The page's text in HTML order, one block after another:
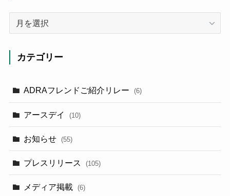
カテゴリー
ADRAフレンドご紹介リレー (6)
アースデイ (10)
お知らせ (55)
プレスリリース (105)
メディア掲載 (6)